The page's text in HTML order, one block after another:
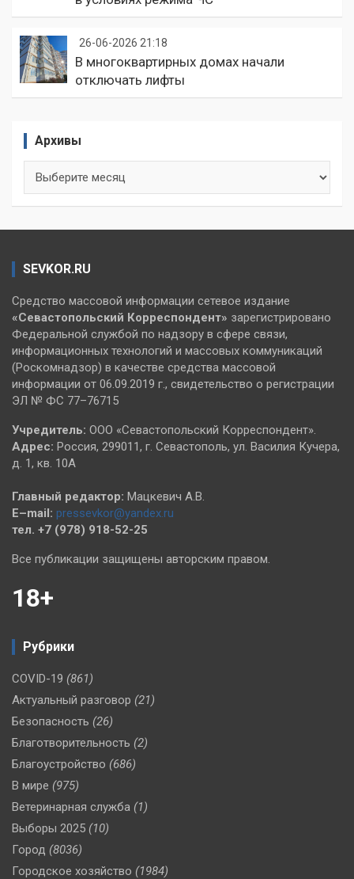
26-06-2026 21:18
В многоквартирных домах начали
отключать лифты
Архивы
SEVKOR.RU
Средство массовой информации сетевое издание
«Севастопольский Корреспондент» зарегистрировано
Федеральной службой по надзору в сфере связи,
информационных технологий и массовых коммуникаций
(Роскомнадзор) в качестве средства массовой
информации от 06.09.2019 г., свидетельство о регистрации
ЭЛ № ФС 77–76715
Учредитель: ООО «Севастопольский Корреспондент».
Адрес: Россия, 299011, г. Севастополь, ул. Василия Кучера,
д. 1, кв. 10А
Главный редактор: Мацкевич А.В.
E–mail: pressevkor@yandex.ru
тел. +7 (978) 918-52-25
Все публикации защищены авторским правом.
18+
Рубрики
COVID-19 (861)
Актуальный разговор (21)
Безопасность (26)
Благотворительность (2)
Благоустройство (686)
В мире (975)
Ветеринарная служба (1)
Выборы 2025 (10)
Город (8036)
Городское хозяйство (1984)